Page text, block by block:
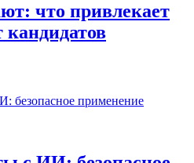
что привлекает
кандидатов